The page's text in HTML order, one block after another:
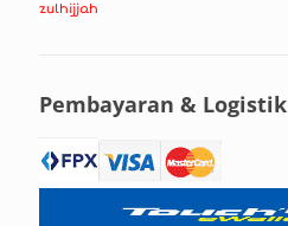
zulhijjah
Pembayaran & Logistik